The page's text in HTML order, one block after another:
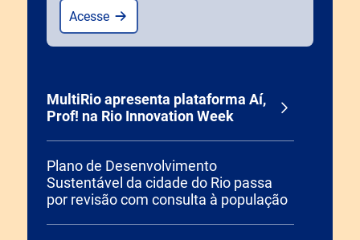
MultiRio apresenta plataforma Aí,
Prof! na Rio Innovation Week
Plano de Desenvolvimento
Sustentável da cidade do Rio passa
por revisão com consulta à população
Acesse